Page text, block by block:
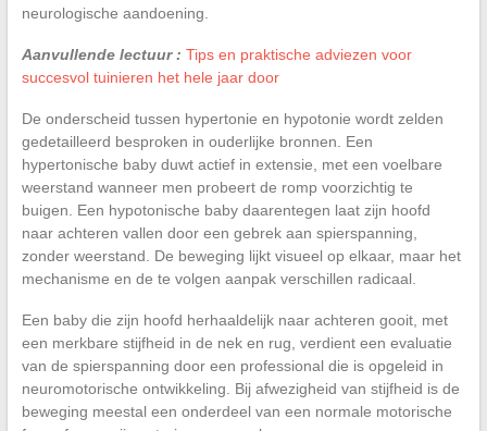
neurologische aandoening.
Aanvullende lectuur : Tips en praktische adviezen voor
succesvol tuinieren het hele jaar door
De onderscheid tussen hypertonie en hypotonie wordt zelden
gedetailleerd besproken in ouderlijke bronnen. Een
hypertonische baby duwt actief in extensie, met een voelbare
weerstand wanneer men probeert de romp voorzichtig te
buigen. Een hypotonische baby daarentegen laat zijn hoofd
naar achteren vallen door een gebrek aan spierspanning,
zonder weerstand. De beweging lijkt visueel op elkaar, maar het
mechanisme en de te volgen aanpak verschillen radicaal.
Een baby die zijn hoofd herhaaldelijk naar achteren gooit, met
een merkbare stijfheid in de nek en rug, verdient een evaluatie
van de spierspanning door een professional die is opgeleid in
neuromotorische ontwikkeling. Bij afwezigheid van stijfheid is de
beweging meestal een onderdeel van een normale motorische